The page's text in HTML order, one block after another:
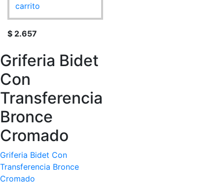
carrito
$ 2.657
Griferia Bidet
Con
Transferencia
Bronce
Cromado
Griferia Bidet Con
Transferencia Bronce
Cromado